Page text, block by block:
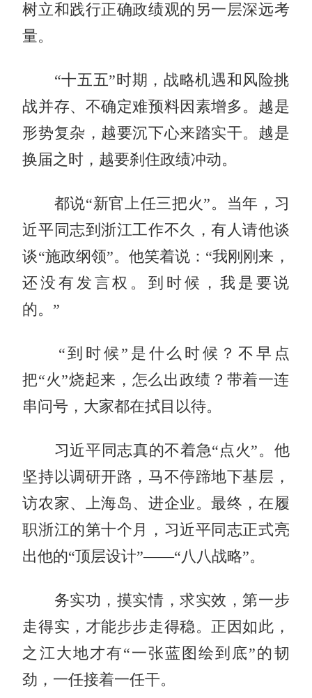
树立和践行正确政绩观的另一层深远考
量。
“十五五”时期，战略机遇和风险挑
战并存、不确定难预料因素增多。越是
形势复杂，越要沉下心来踏实干。越是
换届之时，越要刹住政绩冲动。
都说“新官上任三把火”。当年，习
近平同志到浙江工作不久，有人请他谈
谈“施政纲领”。他笑着说：“我刚刚来，
还没有发言权。到时候，我是要说
的。”
“到时候”是什么时候？不早点
把“火”烧起来，怎么出政绩？带着一连
串问号，大家都在拭目以待。
习近平同志真的不着急“点火”。他
坚持以调研开路，马不停蹄地下基层，
访农家、上海岛、进企业。最终，在履
职浙江的第十个月，习近平同志正式亮
出他的“顶层设计”——“八八战略”。
务实功，摸实情，求实效，第一步
走得实，才能步步走得稳。正因如此，
之江大地才有“一张蓝图绘到底”的韧
劲，一任接着一任干。